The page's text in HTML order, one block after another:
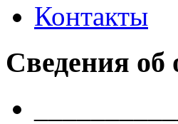
Контакты
Сведения об